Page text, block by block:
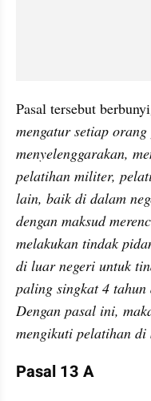
Pasal tersebut berbunyi
mengatur setiap
menyelenggarakan,
pelatihan militer,
lain, baik di dalam
dengan maksud
melakukan tindak
di luar negeri untuk
paling singkat 4
Dengan pasal ini,
mengikuti pelatihan
Pasal 13 A